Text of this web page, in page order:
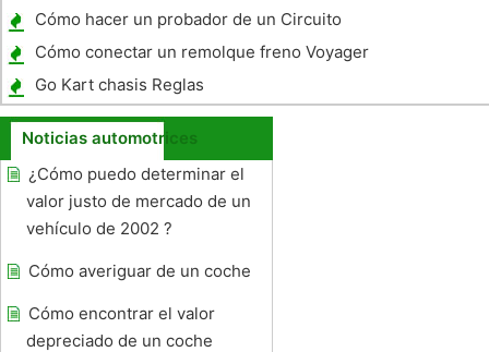
Cómo hacer un probador de un Circuito
Automotriz
Cómo conectar un remolque freno Voyager
Go Kart chasis Reglas
Noticias automotrices
¿Cómo puedo determinar el
valor justo de mercado de un
vehículo de 2002 ?
Cómo averiguar de un coche
Cómo encontrar el valor
depreciado de un coche